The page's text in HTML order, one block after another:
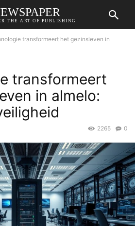
THE ART OF PUBLISHING
transformeert het gezinsleven in
transformeert
in almelo:
0
2265